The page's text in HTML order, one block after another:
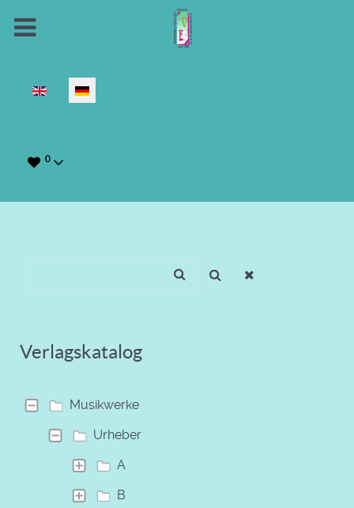
Sprache auswählen
0
Verlagskatalog
Musikwerke
Urheber
A
B